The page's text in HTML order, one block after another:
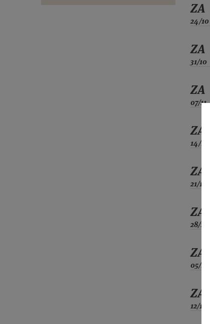
ZA
24/10
ZA
31/10
ZA
07/11
ZA
14/11
ZA
21/11
ZA
28/11
ZA
05/12
ZA
12/12